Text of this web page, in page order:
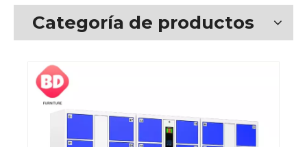
Categoría de productos